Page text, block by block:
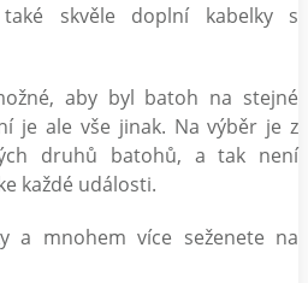
skvěle doplní kabelky s
aby byl batoh na stejné
je ale vše jinak. Na výběr je z
druhů batohů, a tak není
každé události.
a mnohem více seženete na